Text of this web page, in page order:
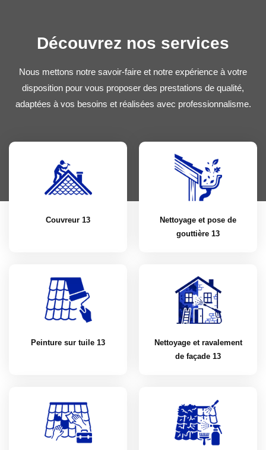
Découvrez nos services
Nous mettons notre savoir-faire et notre expérience à votre
disposition pour vous proposer des prestations de qualité,
adaptées à vos besoins et réalisées avec professionnalisme.
Couvreur 13
Nettoyage et pose de
gouttière 13
Peinture sur tuile 13
Nettoyage et ravalement
de façade 13